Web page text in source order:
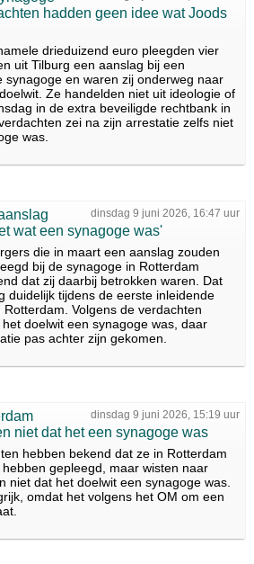
hadden geen idee wat Joods
drieduizend euro pleegden vier
uit Tilburg een aanslag bij een
synagoge en waren zij onderweg naar
Ze handelden niet uit ideologie of
in de extra beveiligde rechtbank in
zei na zijn arrestatie zelfs niet
was.
dinsdag 9 juni 2026, 16:47 uur
wat een synagoge was'
die in maart een aanslag zouden
bij de synagoge in Rotterdam
dat zij daarbij betrokken waren. Dat
duidelijk tijdens de eerste inleidende
Volgens de verdachten
doelwit een synagoge was, daar
pas achter zijn gekomen.
dinsdag 9 juni 2026, 15:19 uur
niet dat het een synagoge was
hebben bekend dat ze in Rotterdam
gepleegd, maar wisten naar
niet dat het doelwit een synagoge was.
omdat het volgens het OM om een